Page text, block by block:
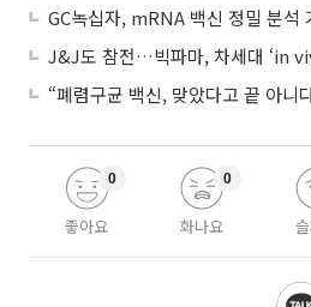
GC녹십자, mRNA 백신 정밀 분석
좋아요
0
화나요
0